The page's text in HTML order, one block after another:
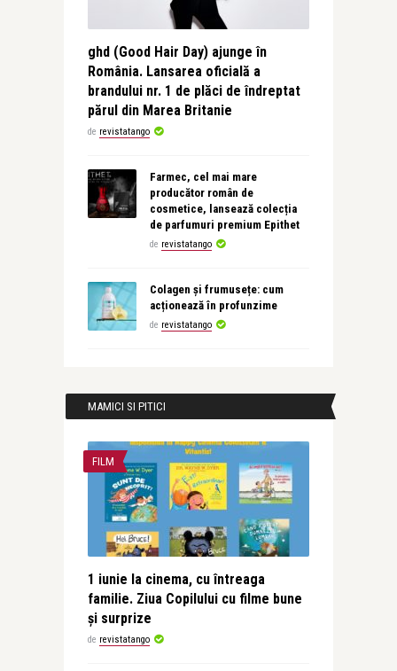
ghd (Good Hair Day) ajunge în
România. Lansarea oficială a
brandului nr. 1 de plăci de îndreptat
părul din Marea Britanie
de revistatango
Farmec, cel mai mare
producător român de
cosmetice, lansează colecția
de parfumuri premium Epithet
de revistatango
Colagen și frumusețe: cum
acționează în profunzime
de revistatango
MAMICI SI PITICI
FILM
1 iunie la cinema, cu întreaga
familie. Ziua Copilului cu filme bune
și surprize
de revistatango